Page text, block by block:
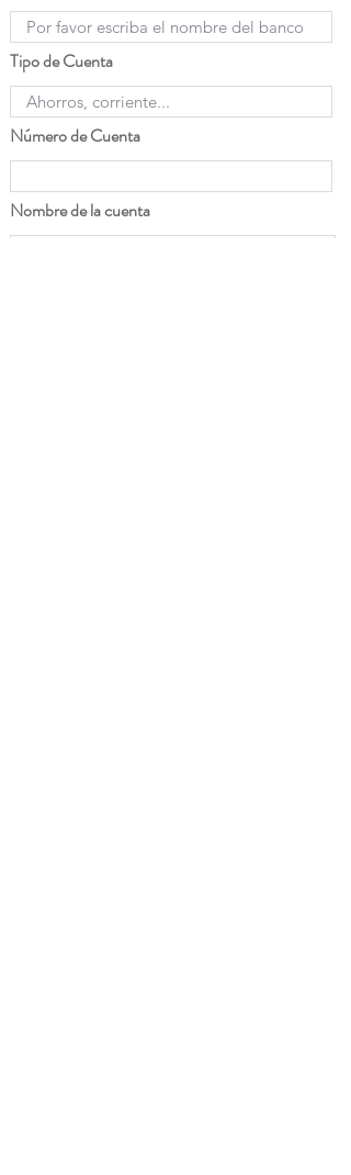
Tipo de Cuenta
Número de Cuenta
Nombre de la cuenta